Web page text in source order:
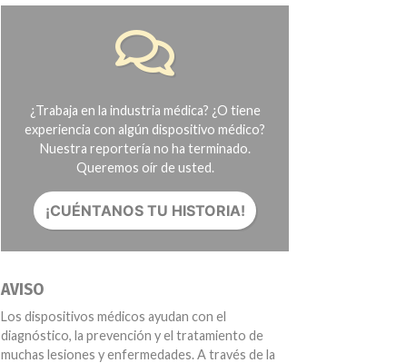
¿Trabaja en la industria médica? ¿O tiene
experiencia con algún dispositivo médico?
Nuestra reportería no ha terminado.
Queremos oír de usted.
¡CUÉNTANOS TU HISTORIA!
AVISO
Los dispositivos médicos ayudan con el
diagnóstico, la prevención y el tratamiento de
muchas lesiones y enfermedades. A través de la